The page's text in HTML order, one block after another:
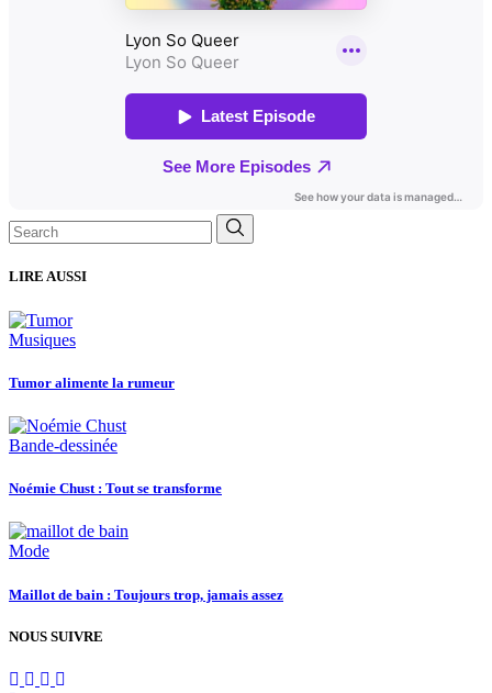
Search
for:
LIRE AUSSI
Musiques
Tumor alimente la rumeur
Bande-dessinée
Noémie Chust : Tout se transforme
Mode
Maillot de bain : Toujours trop, jamais assez
NOUS SUIVRE